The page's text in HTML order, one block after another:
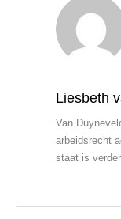
Liesbeth
Van
arbeidsrecht
staat is